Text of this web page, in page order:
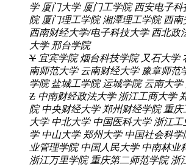
学 厦门大学 厦门工学院 西安电子科
院 厦门理工学院 湘潭理工学院 西南
西南财经大学/电子科技大学 西北政
大学 邢台学院
Y 宜宾学院 烟台科技学院 又石大学
南师范大学 云南财经大学 豫章师范
学院 盐城工学院 运城学院 云南大学
Z 中南财经政法大学 浙江工商大学
院 中央财经大学 郑州财经学院 重庆
大学 中北大学 中国医科大学 浙江工
学 中山大学 郑州大学 中国社会科学
业管理学院 中国人民大学 中南林业
浙江万里学院 重庆第二师范学院 浙